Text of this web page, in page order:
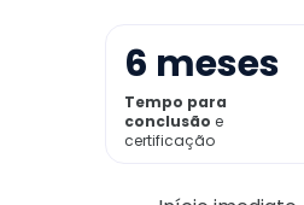
6 meses
Tempo para
conclusão e
certificação